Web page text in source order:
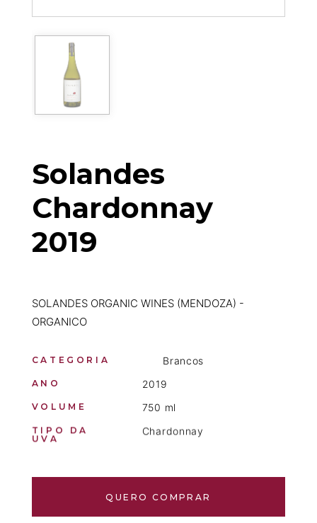
Solandes
Chardonnay
2019
SOLANDES ORGANIC WINES (MENDOZA) -
ORGANICO
CATEGORIA Brancos
ANO 2019
VOLUME 750 ml
TIPO DA
UVA
Chardonnay
QUERO COMPRAR